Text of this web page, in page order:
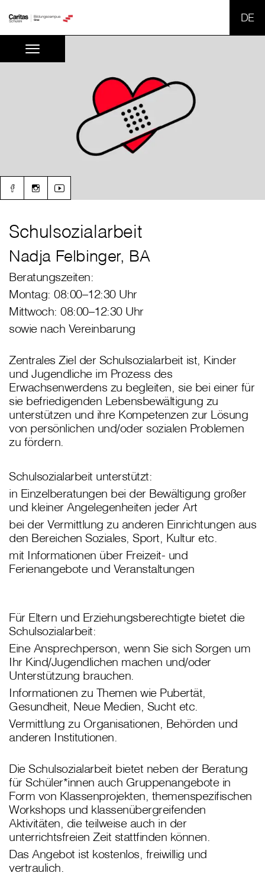
Schulsozialarbeit
Nadja Felbinger, BA
Beratungszeiten:
Montag: 08:00–12:30 Uhr
Mittwoch: 08:00–12:30 Uhr
sowie nach Vereinbarung
Zentrales Ziel der Schulsozialarbeit ist, Kinder
und Jugendliche im Prozess des
Erwachsenwerdens zu begleiten, sie bei einer für
sie befriedigenden Lebensbewältigung zu
unterstützen und ihre Kompetenzen zur Lösung
von persönlichen und/oder sozialen Problemen
zu fördern.
Schulsozialarbeit unterstützt:
in Einzelberatungen bei der Bewältigung großer
und kleiner Angelegenheiten jeder Art
bei der Vermittlung zu anderen Einrichtungen aus
den Bereichen Soziales, Sport, Kultur etc.
mit Informationen über Freizeit- und
Ferienangebote und Veranstaltungen
Für Eltern und Erziehungsberechtigte bietet die
Schulsozialarbeit:
Eine Ansprechperson, wenn Sie sich Sorgen um
Ihr Kind/Jugendlichen machen und/oder
Unterstützung brauchen.
Informationen zu Themen wie Pubertät,
Gesundheit, Neue Medien, Sucht etc.
Vermittlung zu Organisationen, Behörden und
anderen Institutionen.
Die Schulsozialarbeit bietet neben der Beratung
für Schüler*innen auch Gruppenangebote in
Form von Klassenprojekten, themenspezifischen
Workshops und klassenübergreifenden
Aktivitäten, die teilweise auch in der
unterrichtsfreien Zeit stattfinden können.
Das Angebot ist kostenlos, freiwillig und
vertraulich.